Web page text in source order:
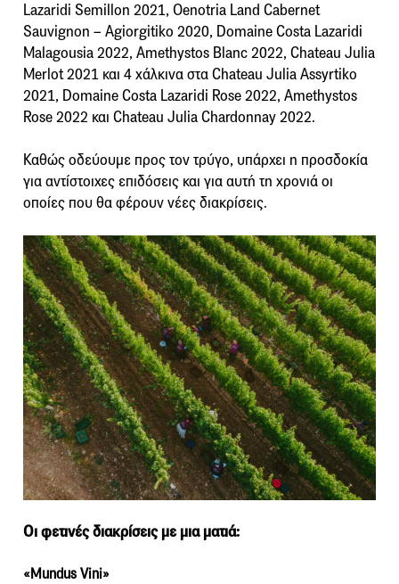
Lazaridi Semillon 2021, Oenotria Land Cabernet
Sauvignon – Agiorgitiko 2020, Domaine Costa Lazaridi
Malagousia 2022, Amethystos Blanc 2022, Chateau Julia
Merlot 2021 και 4 χάλκινα στα Chateau Julia Assyrtiko
2021, Domaine Costa Lazaridi Rose 2022, Amethystos
Rose 2022 και Chateau Julia Chardonnay 2022.
Καθώς οδεύουμε προς τον τρύγο, υπάρχει η προσδοκία
για αντίστοιχες επιδόσεις και για αυτή τη χρονιά οι
οποίες που θα φέρουν νέες διακρίσεις.
Οι φετινές διακρίσεις με μια ματιά:
«Mundus Vini»